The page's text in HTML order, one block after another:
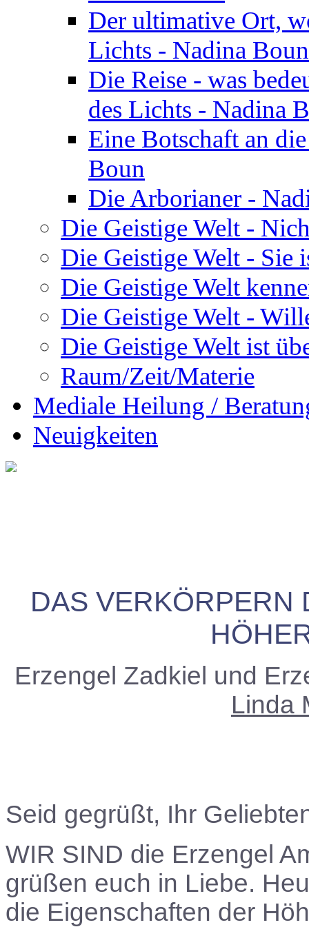
Der ultimative Ort,
Lichts - Nadina Boun
Die Reise - was
des Lichts - Nadina
Eine Botschaft an
Boun
Die Arborianer -
Die Geistige Welt -
Die Geistige Welt - Sie
Die Geistige Welt
Die Geistige Welt -
Die Geistige Welt ist
Raum/Zeit/Materie
Mediale Heilung /
Neuigkeiten
DAS VERKÖRPERN
Erzengel Zadkiel und
Linda
Seid gegrüßt, Ihr
WIR SIND die Erzengel
grüßen euch in Liebe.
die Eigenschaften der